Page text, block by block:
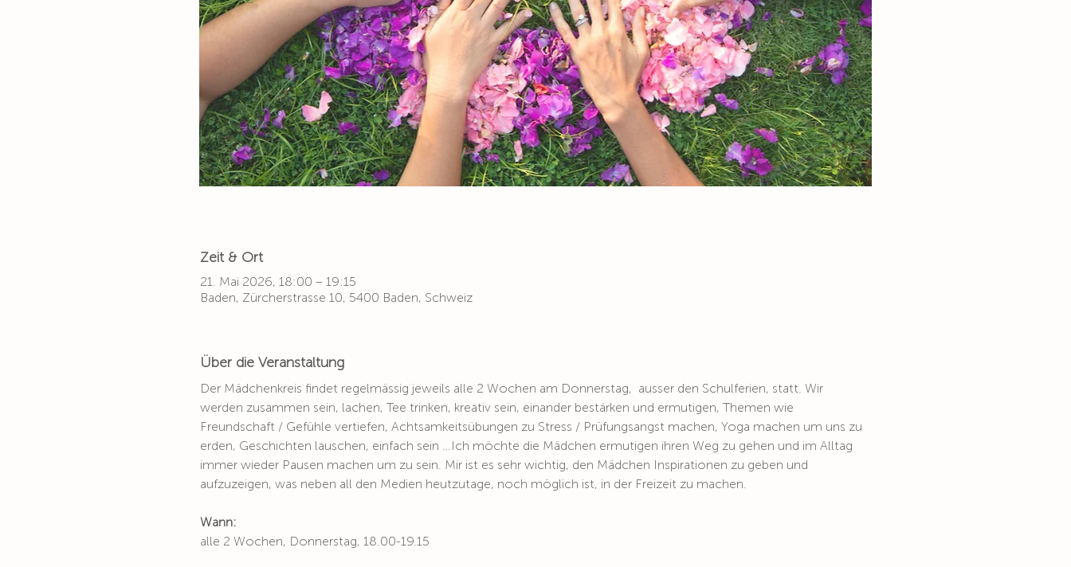
Zeit & Ort
21. Mai 2026, 18:00 – 19:15
Baden, Zürcherstrasse 10, 5400 Baden, Schweiz
Über die Veranstaltung
Der Mädchenkreis findet regelmässig jeweils alle 2 Wochen am Donnerstag,  ausser den Schulferien, statt. Wir
werden zusammen sein, lachen, Tee trinken, kreativ sein, einander bestärken und ermutigen, Themen wie
Freundschaft / Gefühle vertiefen, Achtsamkeitsübungen zu Stress / Prüfungsangst machen, Yoga machen um uns zu
erden, Geschichten lauschen, einfach sein …Ich möchte die Mädchen ermutigen ihren Weg zu gehen und im Alltag
immer wieder Pausen machen um zu sein. Mir ist es sehr wichtig, den Mädchen Inspirationen zu geben und
aufzuzeigen, was neben all den Medien heutzutage, noch möglich ist, in der Freizeit zu machen.
Wann:
alle 2 Wochen, Donnerstag, 18.00-19.15